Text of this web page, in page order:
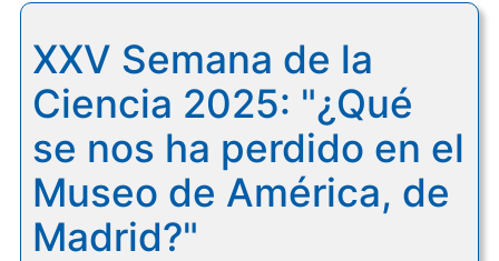
XXV Semana de la
Ciencia 2025: "¿Qué
se nos ha perdido en el
Museo de América, de
Madrid?"